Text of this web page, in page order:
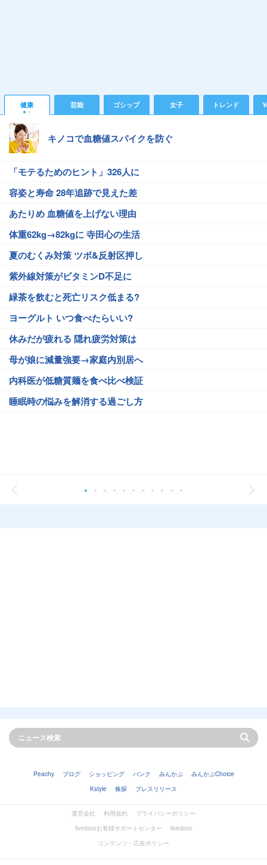
健康 芸能 ゴシップ 女子 トレンド
キノコで血糖値スパイクを防ぐ
「モテるためのヒント」326人に
容姿と寿命 28年追跡で見えた差
あたりめ 血糖値を上げない理由
体重62kg→82kgに 寺田心の生活
夏のむくみ対策 ツボ&反射区押し
紫外線対策がビタミンD不足に
緑茶を飲むと死亡リスク低まる?
ヨーグルト いつ食べたらいい?
休みだが疲れる 隠れ疲労対策は
母が娘に減量強要→家庭内別居へ
内科医が低糖質麺を食べ比べ検証
睡眠時の悩みを解消する過ごし方
Peachy ブログ ショッピング バンク みんかぶ
みんかぶChoice
Kstyle
株探 プレスリリース
運営会社 利用規約
プライバシーポリシー
livedoorお客様サポートセンター
livedoor
コンテンツ・広告ポリシー